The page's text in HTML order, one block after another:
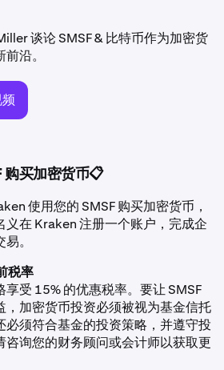
谈论 SMSF & 比特币作为加密货
沿。
购买加密货币📋
使用您的 SMSF 购买加密货币，
义在 Kraken 注册一个账户，完成企
。
税率
受 15% 的优惠税率。要让 SMSF
，加密货币投资必须被视为基金信托
必须符合基金的投资策略，并遵守投
咨询您的财务顾问或会计师以获取更